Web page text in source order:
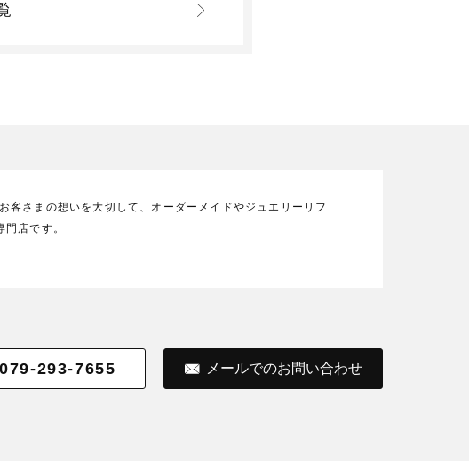
客さまの想いを大切して、オーダーメイドやジュエリーリフ
店です。
079-293-7655 メールでのお問い合わせ